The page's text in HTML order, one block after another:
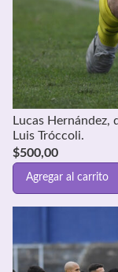
Lucas Hernández,
Luis Tróccoli.
$500,00
Agregar al carrito